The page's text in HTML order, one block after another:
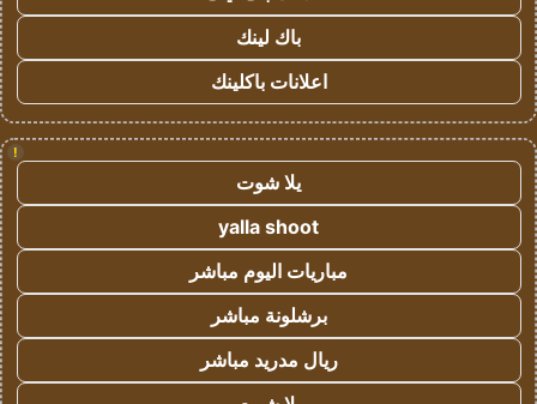
باك لينك
اعلانات باكلينك
!
يلا شوت
yalla shoot
مباريات اليوم مباشر
برشلونة مباشر
ريال مدريد مباشر